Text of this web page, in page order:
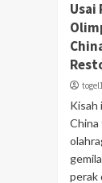
Usai
Kisah
China
perak